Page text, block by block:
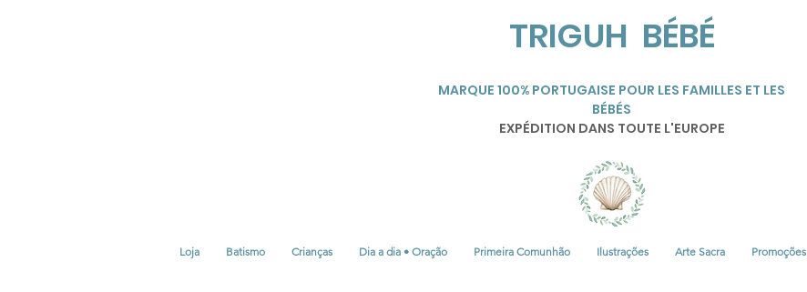
TRIGUH BÉBÉ
MARQUE 100% PORTUGAISE POUR LES FAMILLES ET LES
BÉBÉS
EXPÉDITION DANS TOUTE L'EUROPE
Loja Batismo Crianças Dia a dia • Oração Primeira Comunhão Ilustrações Arte Sacra Promoções